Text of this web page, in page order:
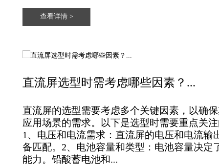
查看详情 >
直流屏选型时需考虑哪些因素？...
直流屏的选型需要考虑多个关键因素，以确
应用场景的需求。以下是选型时需要重点关
1、‌电压和电流需求‌：直流屏的电压和电流输
备匹配。2、‌电池容量和类型‌：电池容量决定
能力。铅酸蓄电池和...